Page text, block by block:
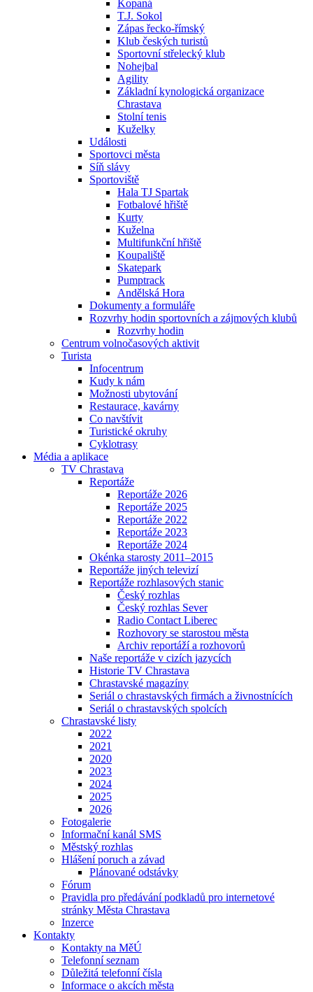
Kopaná
T.J. Sokol
Zápas řecko-římský
Klub českých turistů
Sportovní střelecký klub
Nohejbal
Agility
Základní kynologická organizace
Chrastava
Stolní tenis
Kuželky
Události
Sportovci města
Síň slávy
Sportoviště
Hala TJ Spartak
Fotbalové hřiště
Kurty
Kuželna
Multifunkční hřiště
Koupaliště
Skatepark
Pumptrack
Andělská Hora
Dokumenty a formuláře
Rozvrhy hodin sportovních a zájmových klubů
Rozvrhy hodin
Centrum volnočasových aktivit
Turista
Infocentrum
Kudy k nám
Možnosti ubytování
Restaurace, kavárny
Co navštívit
Turistické okruhy
Cyklotrasy
Média a aplikace
TV Chrastava
Reportáže
Reportáže 2026
Reportáže 2025
Reportáže 2022
Reportáže 2023
Reportáže 2024
Okénka starosty 2011–2015
Reportáže jiných televizí
Reportáže rozhlasových stanic
Český rozhlas
Český rozhlas Sever
Radio Contact Liberec
Rozhovory se starostou města
Archiv reportáží a rozhovorů
Naše reportáže v cizích jazycích
Historie TV Chrastava
Chrastavské magazíny
Seriál o chrastavských firmách a živnostnících
Seriál o chrastavských spolcích
Chrastavské listy
2022
2021
2020
2023
2024
2025
2026
Fotogalerie
Informační kanál SMS
Městský rozhlas
Hlášení poruch a závad
Plánované odstávky
Fórum
Pravidla pro předávání podkladů pro internetové
stránky Města Chrastava
Inzerce
Kontakty
Kontakty na MěÚ
Telefonní seznam
Důležitá telefonní čísla
Informace o akcích města